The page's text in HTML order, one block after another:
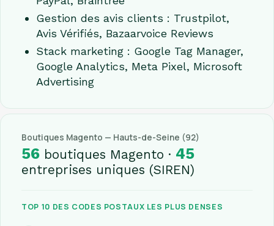
Gestion des avis clients : Trustpilot,
Avis Vérifiés, Bazaarvoice Reviews
Stack marketing : Google Tag Manager,
Google Analytics, Meta Pixel, Microsoft
Advertising
Boutiques Magento — Hauts-de-Seine (92)
56 boutiques Magento · 45
entreprises uniques (SIREN)
TOP 10 DES CODES POSTAUX LES PLUS DENSES